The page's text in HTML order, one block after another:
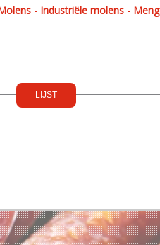
- Industriële molens -
LIJST